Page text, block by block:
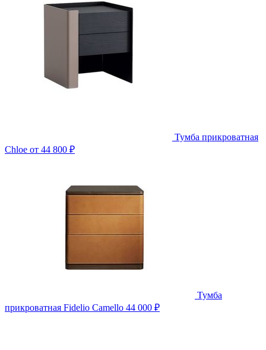
Тумба прикроватная
Chloe от 44 800 ₽
Тумба
прикроватная Fidelio Camello 44 000 ₽